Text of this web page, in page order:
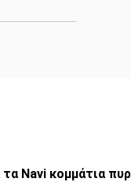
τα Navi κομμάτια